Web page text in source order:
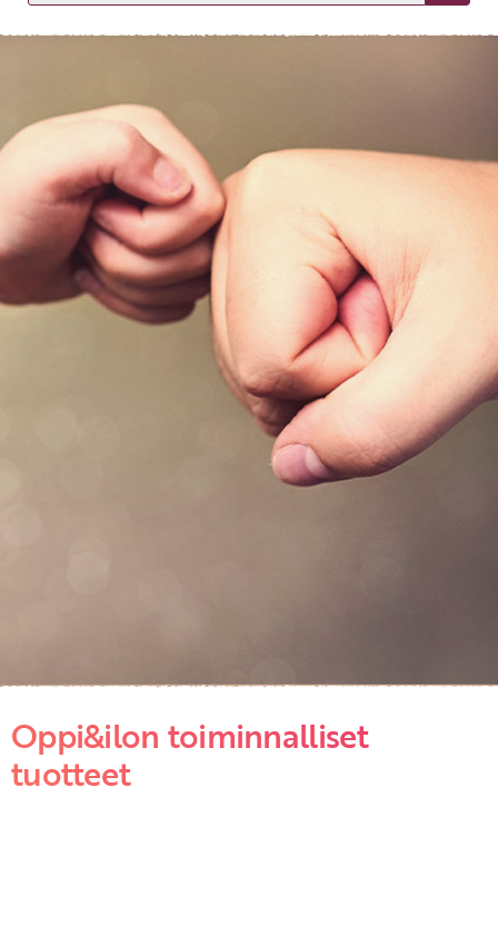
Etkö ole vielä asiakkaamme?
Luo asiakastili tästä!
Oppi&ilon toiminnalliset
tuotteet